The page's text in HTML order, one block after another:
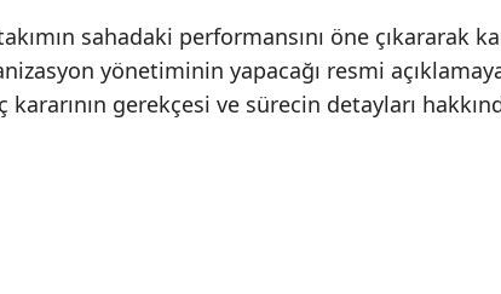
sahadaki performansını öne çıkararak
yönetiminin yapacağı resmi
gerekçesi ve sürecin detayları